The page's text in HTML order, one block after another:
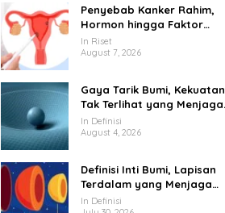
Penyebab Kanker Rahim,
Hormon hingga Faktor
Genetik Perlu Diwaspadai
In Riset
August 7, 2026
Gaya Tarik Bumi, Kekuatan
Tak Terlihat yang Menjaga
Kehidupan Tetap Berpijak
In Definisi
August 4, 2026
Definisi Inti Bumi, Lapisan
Terdalam yang Menjaga
Kehidupan Planet
In Definisi